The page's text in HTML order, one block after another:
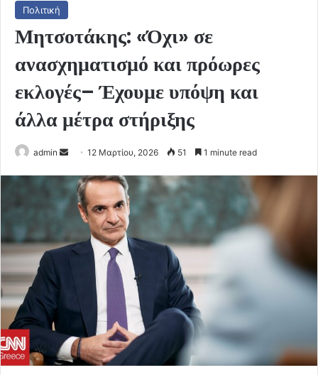
Πολιτική
Μητσοτάκης: «Όχι» σε
ανασχηματισμό και πρόωρες
εκλογές– Έχουμε υπόψη και
άλλα μέτρα στήριξης
admin
Send
email
12 Μαρτίου, 2026 51 1 minute read